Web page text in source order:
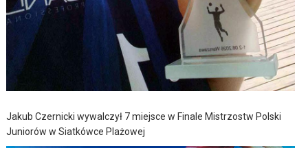
Jakub Czernicki wywalczył 7 miejsce w Finale Mistrzostw Polski
Juniorów w Siatkówce Plażowej